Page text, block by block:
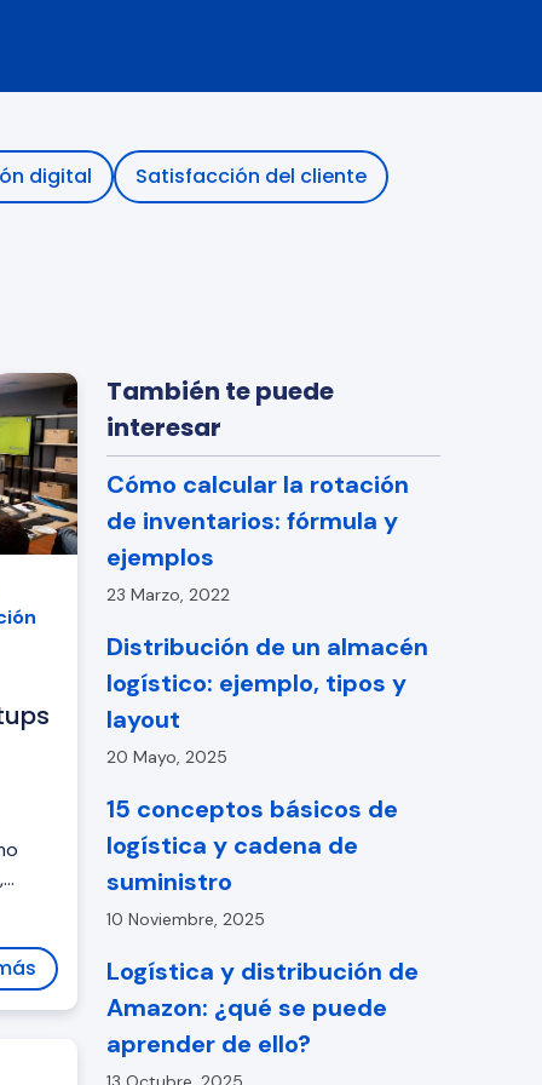
de frío y
digital
Satisfacción del cliente
También te puede
interesar
Cómo calcular la rotación
de inventarios: fórmula y
ejemplos
23 Marzo, 2022
Distribución de un almacén
logístico: ejemplo, tipos y
layout
20 Mayo, 2025
15 conceptos básicos de
logística y cadena de
suministro
10 Noviembre, 2025
Logística y distribución de
Amazon: ¿qué se puede
aprender de ello?